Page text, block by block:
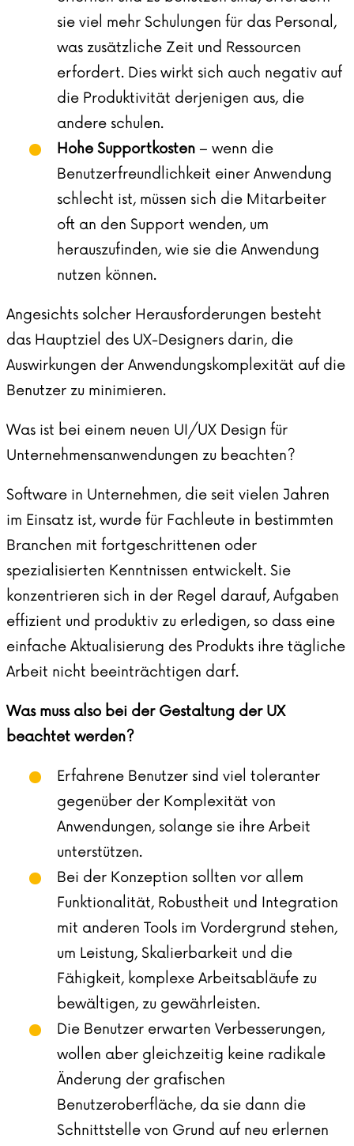
sie viel mehr Schulungen für das Personal,
was zusätzliche Zeit und Ressourcen
erfordert. Dies wirkt sich auch negativ auf
die Produktivität derjenigen aus, die
andere schulen.
Hohe Supportkosten – wenn die
Benutzerfreundlichkeit einer Anwendung
schlecht ist, müssen sich die Mitarbeiter
oft an den Support wenden, um
herauszufinden, wie sie die Anwendung
nutzen können.
Angesichts solcher Herausforderungen besteht
das Hauptziel des UX-Designers darin, die
Auswirkungen der Anwendungskomplexität auf die
Benutzer zu minimieren.
Was ist bei einem neuen UI/UX Design für
Unternehmensanwendungen zu beachten?
Software in Unternehmen, die seit vielen Jahren
im Einsatz ist, wurde für Fachleute in bestimmten
Branchen mit fortgeschrittenen oder
spezialisierten Kenntnissen entwickelt. Sie
konzentrieren sich in der Regel darauf, Aufgaben
effizient und produktiv zu erledigen, so dass eine
einfache Aktualisierung des Produkts ihre tägliche
Arbeit nicht beeinträchtigen darf.
Was muss also bei der Gestaltung der UX
beachtet werden?
Erfahrene Benutzer sind viel toleranter
gegenüber der Komplexität von
Anwendungen, solange sie ihre Arbeit
unterstützen.
Bei der Konzeption sollten vor allem
Funktionalität, Robustheit und Integration
mit anderen Tools im Vordergrund stehen,
um Leistung, Skalierbarkeit und die
Fähigkeit, komplexe Arbeitsabläufe zu
bewältigen, zu gewährleisten.
Die Benutzer erwarten Verbesserungen,
wollen aber gleichzeitig keine radikale
Änderung der grafischen
Benutzeroberfläche, da sie dann die
Schnittstelle von Grund auf neu erlernen